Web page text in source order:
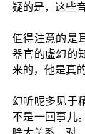
疑的是，这些
值得注意的是
器官的虚幻的
来的，他是真
幻听呢多见于
不是一回事儿